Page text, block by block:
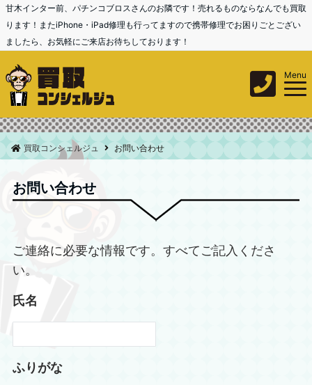
甘木インター前、パチンコブロスさんのお隣です！売れるものならなんでも買取
ります！またiPhone・iPad修理も行ってますので携帯修理でお困りごとござい
ましたら、お気軽にご来店お待ちしております！
Menu
買取コンシェルジュ お問い合わせ
お問い合わせ
ご連絡に必要な情報です。すべてご記入くださ
い。
氏名
ふりがな